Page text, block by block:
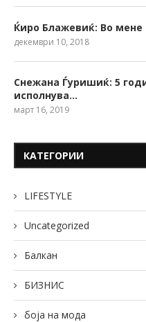
Ќиро Блажевиќ: Во
декември 10, 2018
Снежана Ѓуришиќ: 5
исполнува…
март 16, 2019
КАТЕГОРИИ
LIFESTYLE
Uncategorized
Балкан
БИЗНИС
боја на мода